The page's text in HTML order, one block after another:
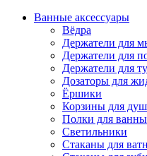
Ванные аксессуары
Вёдра
Держатели для
Держатели для
Держатели для
Дозаторы для
Ёршики
Корзины для
Полки для
Светильники
Стаканы для